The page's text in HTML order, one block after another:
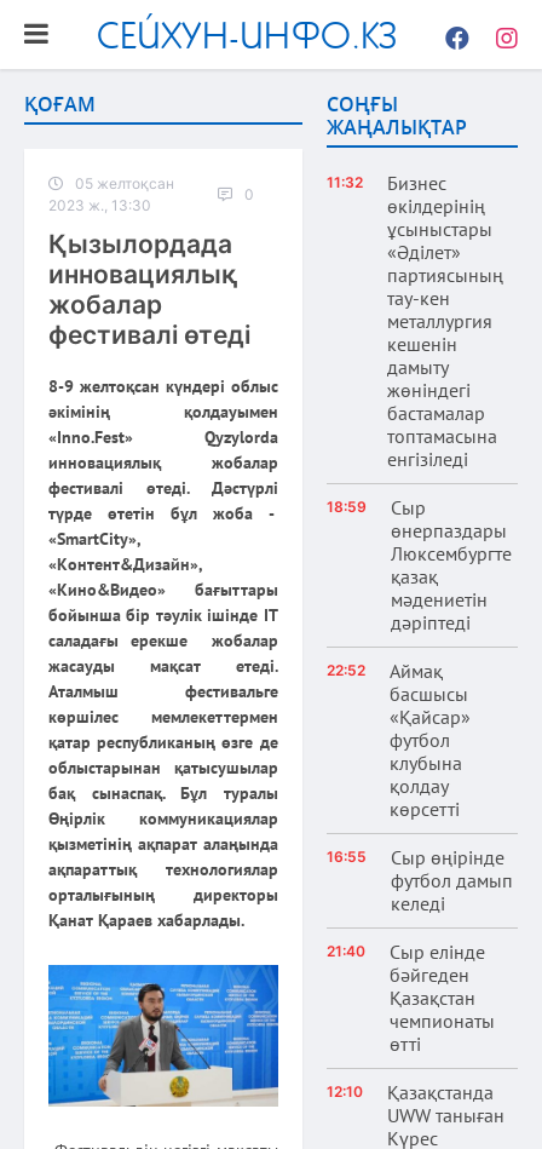
СЕЙХУН-ИНФО.КЗ
Facebook
ҚОҒАМ
05 желтоқсан
2023 ж., 13:30
0
Қызылордада
инновациялық
жобалар
фестивалі өтеді
8-9 желтоқсан күндері облыс
әкімінің қолдауымен
«Inno.Fest» Qyzylorda
инновациялық жобалар
фестивалі өтеді. Дәстүрлі
түрде өтетін бұл жоба -
«SmartСity»,
«Контент&Дизайн»,
«Кино&Видео» бағыттары
бойынша бір тәулік ішінде ІТ
саладағы ерекше жобалар
жасауды мақсат етеді.
Аталмыш фестивальге
көршілес мемлекеттермен
қатар республиканың өзге де
облыстарынан қатысушылар
бақ сынаспақ. Бұл туралы
Өңірлік коммуникациялар
қызметінің ақпарат алаңында
ақпараттық технологиялар
орталығының директоры
Қанат Қараев хабарлады.
СОҢҒЫ
ЖАҢАЛЫҚТАР
11:32
Бизнес
өкілдерінің
ұсыныстары
«Әділет»
партиясының
тау-кен
металлургия
кешенін
дамыту
жөніндегі
бастамалар
топтамасына
енгізіледі
18:59
Сыр
өнерпаздары
Люксембургте
қазақ
мәдениетін
дәріптеді
22:52
Аймақ
басшысы
«Қайсар»
футбол
клубына
қолдау
көрсетті
16:55
Сыр өңірінде
футбол дамып
келеді
21:40
Сыр елінде
бәйгеден
Қазақстан
чемпионаты
өтті
12:10
Қазақстанда
UWW таныған
Күрес